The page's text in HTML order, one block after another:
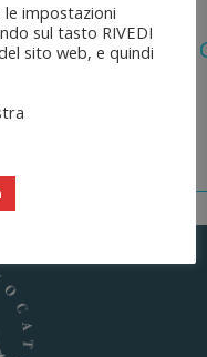
N. 137 “delega
impostazioni
sul tasto RIVEDI
sito web, e quindi